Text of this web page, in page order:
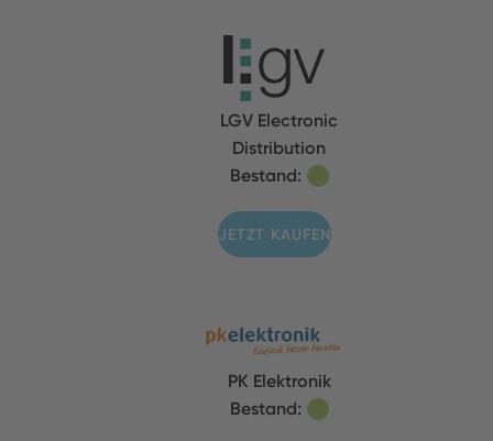
LGV Electronic
Distribution
Bestand:
JETZT KAUFEN
PK Elektronik
Bestand: